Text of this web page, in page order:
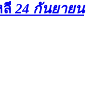
ลี 24 กันยายน